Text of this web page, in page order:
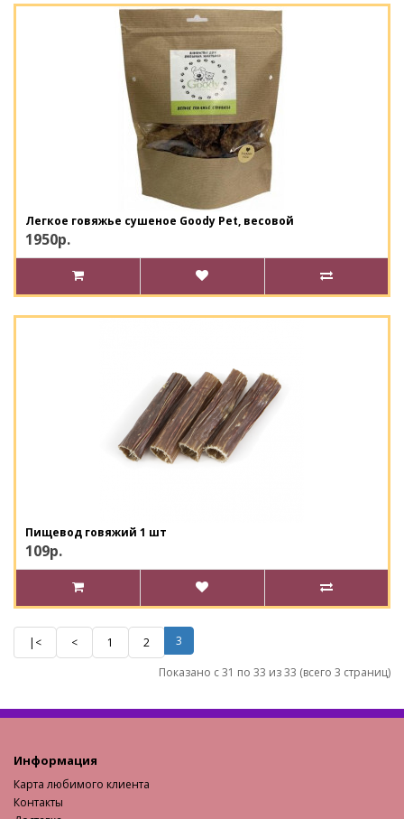
Легкое говяжье сушеное Goody Pet, весовой
1950р.
Пищевод говяжий 1 шт
109р.
|< < 1 2 3
Показано с 31 по 33 из 33 (всего 3 страниц)
Информация
Карта любимого клиента
Контакты